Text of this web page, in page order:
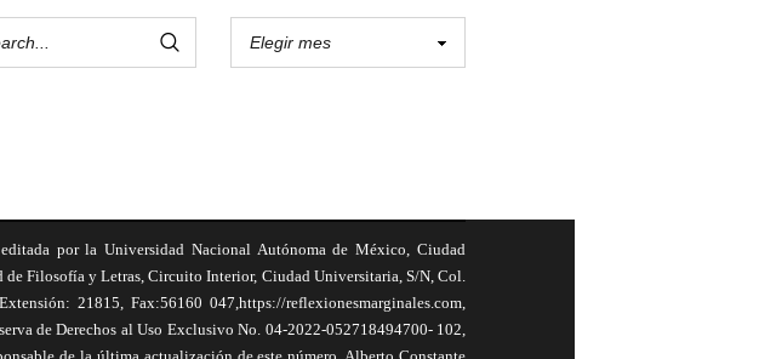
por la Universidad Nacional Autónoma de México, Ciudad
Filosofía y Letras, Circuito Interior, Ciudad Universitaria, S/N, Col.
21815, Fax:56160 047,https://reflexionesmarginales.com,
de Derechos al Uso Exclusivo No. 04-2022-052718494700- 102,